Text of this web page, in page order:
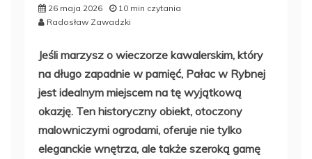
26 maja 2026
10 min czytania
Radosław Zawadzki
Jeśli marzysz o wieczorze kawalerskim, który
na długo zapadnie w pamięć, Pałac w Rybnej
jest idealnym miejscem na tę wyjątkową
okazję. Ten historyczny obiekt, otoczony
malowniczymi ogrodami, oferuje nie tylko
eleganckie wnętrza, ale także szeroką gamę